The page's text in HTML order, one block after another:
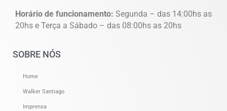
Horário de funcionamento: Segunda – das 14:00hs as
20hs e Terça a Sábado – das 08:00hs as 20hs
SOBRE NÓS
Home
Walker Santiago
Imprensa